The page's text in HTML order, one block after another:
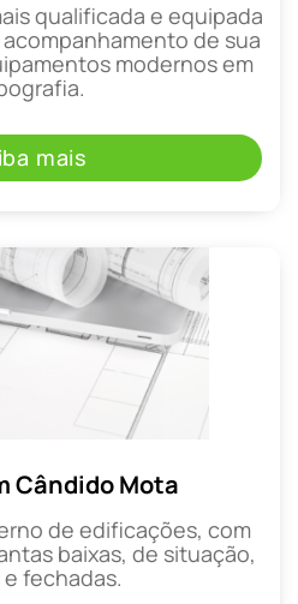
qualificada e equipada
de sua
modernos em
mais
Cândido Mota
de edificações, com
baixas, de situação,
fechadas.